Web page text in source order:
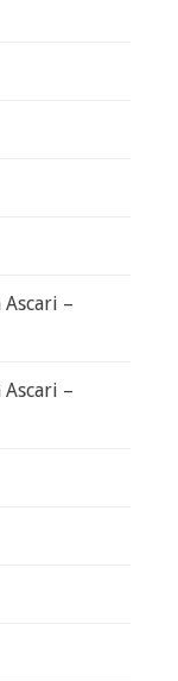
Ascari –
Ascari –